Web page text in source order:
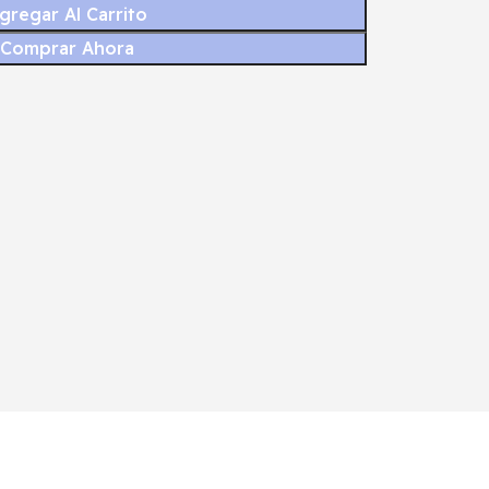
Al Carrito
Comprar Ahora